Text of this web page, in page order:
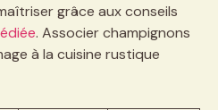
grâce aux conseils
. Associer champignons
à la cuisine rustique